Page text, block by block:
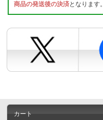
商品の発送後の決済となります。
カート